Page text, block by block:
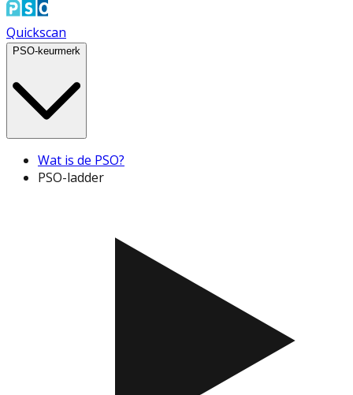
Quickscan
PSO-keurmerk
Wat is de PSO?
PSO-ladder